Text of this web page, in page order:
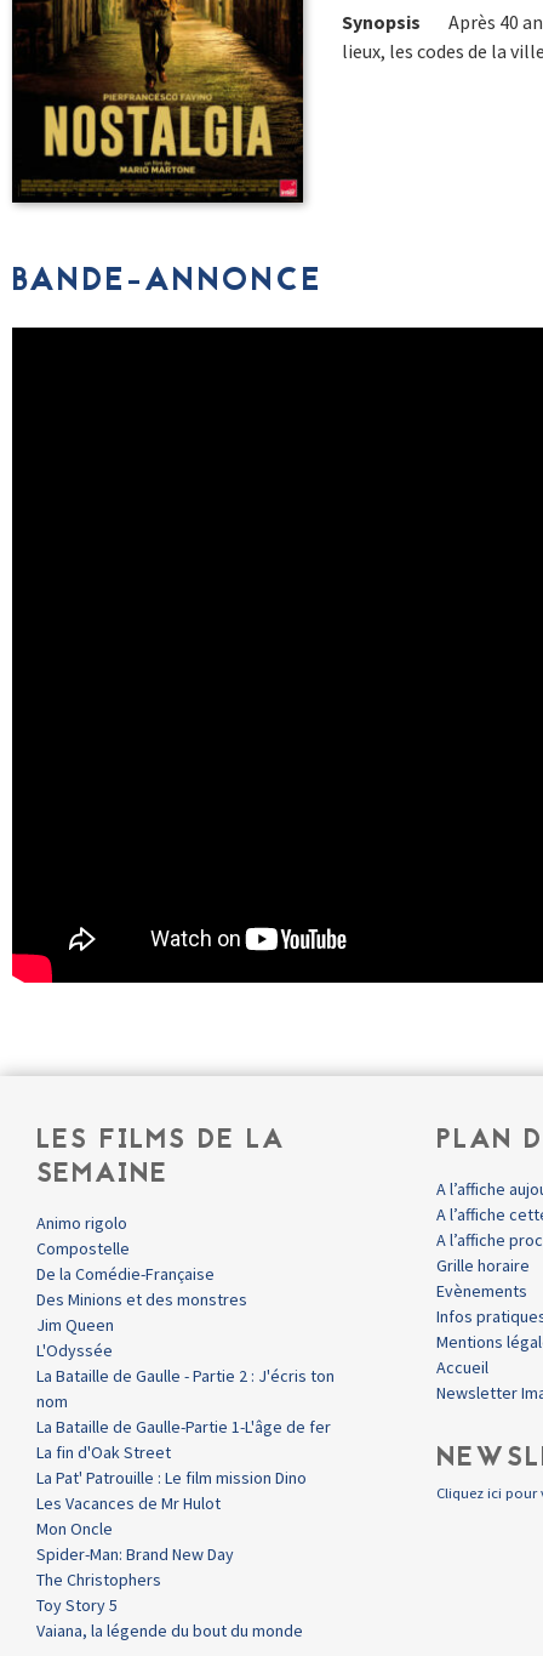
Synopsis
Après 40
lieux, les codes de la
BANDE-ANNONCE
LES FILMS DE LA
SEMAINE
Animo rigolo
Compostelle
De la Comédie-Française
Des Minions et des monstres
Jim Queen
L'Odyssée
La Bataille de Gaulle - Partie 2 : J'écris ton
nom
La Bataille de Gaulle-Partie 1-L'âge de fer
La fin d'Oak Street
La Pat' Patrouille : Le film mission Dino
Les Vacances de Mr Hulot
Mon Oncle
Spider-Man: Brand New Day
The Christophers
Toy Story 5
Vaiana, la légende du bout du monde
PLAN
A l’affiche
A l’affiche
A l’affiche
Grille horaire
Evènements
Infos
Mentions
Accueil
Newsletter
Cliquez ici pour